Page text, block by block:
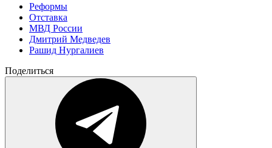
Реформы
Отставка
МВД России
Дмитрий Медведев
Рашид Нургалиев
Поделиться